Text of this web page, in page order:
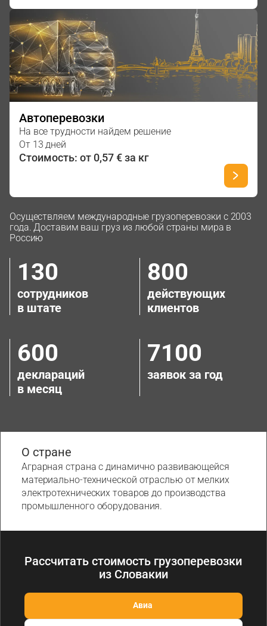
Автоперевозки
На все трудности найдем решение
От 13 дней
Стоимость: от 0,57 € за кг
Осуществляем международные грузоперевозки с 2003
года. Доставим ваш груз из любой страны мира в
Россию
130
сотрудников
в штате
800
действующих
клиентов
600
деклараций
в месяц
7100
заявок за год
О стране
Аграрная страна с динамично развивающейся
материально-технической отраслью от мелких
электротехнических товаров до производства
промышленного оборудования.
Рассчитать стоимость грузоперевозки
из Словакии
Авиа